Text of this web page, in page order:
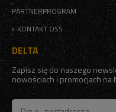
PARTNERPROGRAM
KONTAKT OSS
DELTA
Zapisz się do naszego
nowościach i promocjach na